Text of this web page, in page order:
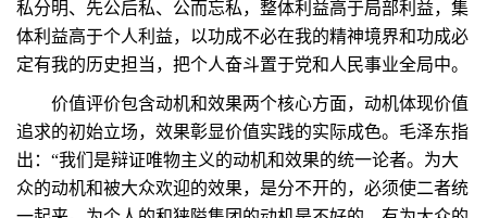
私分明、先公后私、公而忘私，整体利益高于局部利益，集
体利益高于个人利益，以功成不必在我的精神境界和功成必
定有我的历史担当，把个人奋斗置于党和人民事业全局中。
价值评价包含动机和效果两个核心方面，动机体现价值
追求的初始立场，效果彰显价值实践的实际成色。毛泽东指
出：“我们是辩证唯物主义的动机和效果的统一论者。为大
众的动机和被大众欢迎的效果，是分不开的，必须使二者统